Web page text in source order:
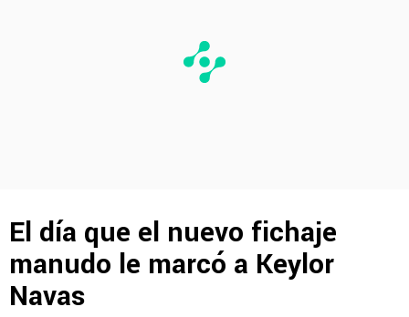
El día que el nuevo fichaje
manudo le marcó a Keylor
Navas